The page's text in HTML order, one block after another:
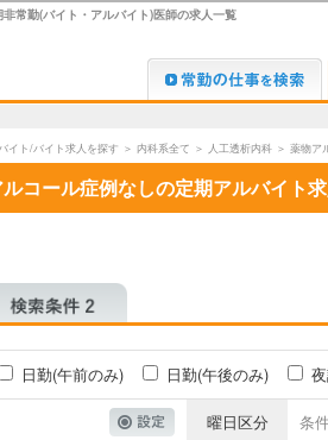
常勤(バイト・アルバイト)医師の求人一覧
イト/バイト求人を探す ＞ 内科系全て ＞ 人工透析内科 ＞ 薬物ア
コール症例なしの定期アルバイト
日勤(午前のみ) 日勤(午後のみ)
曜日区分 条